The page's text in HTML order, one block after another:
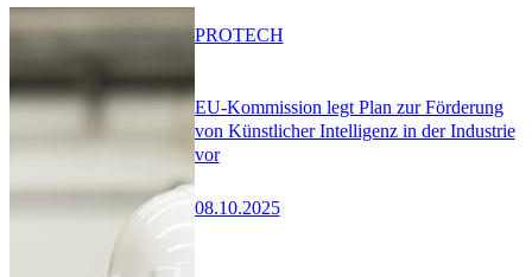
EU-Kommission legt Plan zur Förderung
von Künstlicher Intelligenz in der Industrie
vor
08.10.2025
PROTECH